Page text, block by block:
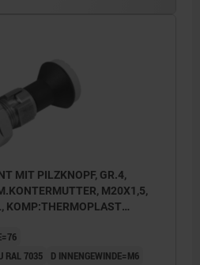
MIT PILZKNOPF, GR.4,
M20X1,5,
KOMP:THERMOPLAST
RAL 7035
D INNENGEWINDE=M6